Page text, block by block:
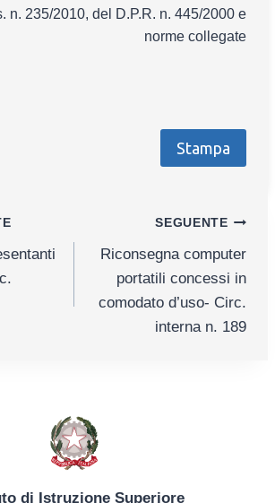
n. 235/2010, del D.P.R. n. 445/2000 e
norme collegate
Stampa
SEGUENTE
Riconsegna computer
portatili concessi in
comodato d’uso- Circ.
interna n. 189
di Istruzione Superiore